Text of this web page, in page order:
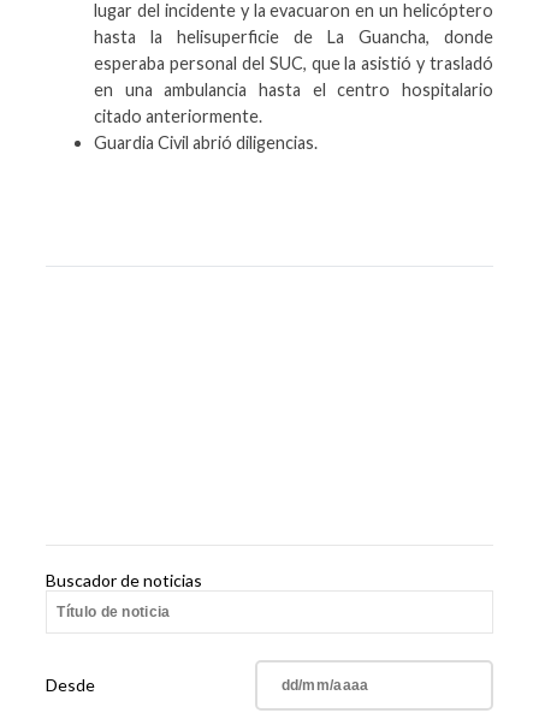
lugar del incidente y la evacuaron en un helicóptero
hasta la helisuperficie de La Guancha, donde
esperaba personal del SUC, que la asistió y trasladó
en una ambulancia hasta el centro hospitalario
citado anteriormente.
Guardia Civil abrió diligencias.
Buscador de noticias
Desde